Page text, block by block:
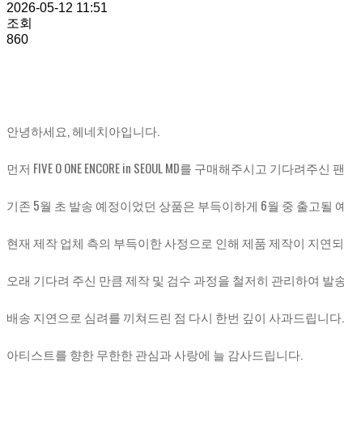
2026-05-12 11:51
조회
860
안녕하세요, 헤네치아입니다.
먼저 FIVE O ONE ENCORE in SEOUL MD를 구매해주시고 기다려
기존 5월 초 발송 예정이었던 상품은 부득이하게 6월 중 출고될
현재 제작 업체 측의 부득이한 사정으로 인해 제품 제작이 지연
오래 기다려 주신 만큼 제작 및 검수 과정을 철저히 관리하여 발
배송 지연으로 심려를 끼쳐드린 점 다시 한번 깊이 사과드립니
아티스트를 향한 무한한 관심과 사랑에 늘 감사드립니다.